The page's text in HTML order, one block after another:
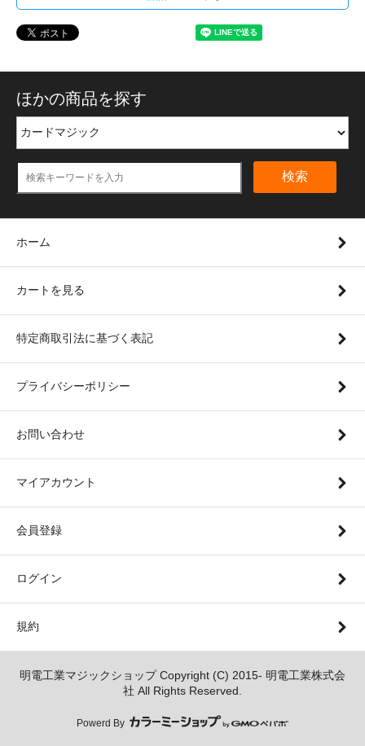
ほかの商品を探す
検索
ホーム
カートを見る
特定商取引法に基づく表記
プライバシーポリシー
お問い合わせ
マイアカウント
会員登録
ログイン
規約
明電工業マジックショップ Copyright (C) 2015- 明電工業株式会
社 All Rights Reserved.
Powerd By